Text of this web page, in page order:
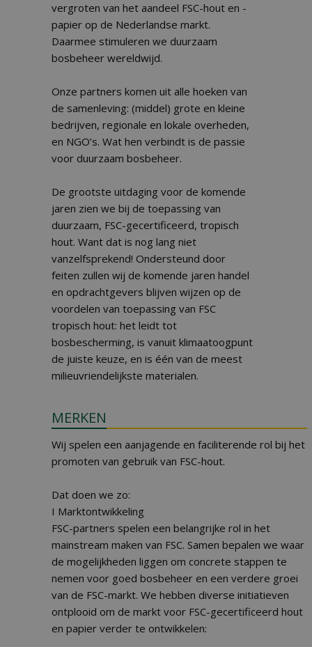
vergroten van het aandeel FSC-hout en -
papier op de Nederlandse markt.
Daarmee stimuleren we duurzaam
bosbeheer wereldwijd.
Onze partners komen uit alle hoeken van
de samenleving: (middel) grote en kleine
bedrijven, regionale en lokale overheden,
en NGO’s. Wat hen verbindt is de passie
voor duurzaam bosbeheer.
De grootste uitdaging voor de komende
jaren zien we bij de toepassing van
duurzaam, FSC-gecertificeerd, tropisch
hout. Want dat is nog lang niet
vanzelfsprekend! Ondersteund door
feiten zullen wij de komende jaren handel
en opdrachtgevers blijven wijzen op de
voordelen van toepassing van FSC
tropisch hout: het leidt tot
bosbescherming, is vanuit klimaatoogpunt
de juiste keuze, en is één van de meest
milieuvriendelijkste materialen.
MERKEN
Wij spelen een aanjagende en faciliterende rol bij het
promoten van gebruik van FSC-hout.
Dat doen we zo:
I Marktontwikkeling
FSC-partners spelen een belangrijke rol in het
mainstream maken van FSC. Samen bepalen we waar
de mogelijkheden liggen om concrete stappen te
nemen voor goed bosbeheer en een verdere groei
van de FSC-markt. We hebben diverse initiatieven
ontplooid om de markt voor FSC-gecertificeerd hout
en papier verder te ontwikkelen: